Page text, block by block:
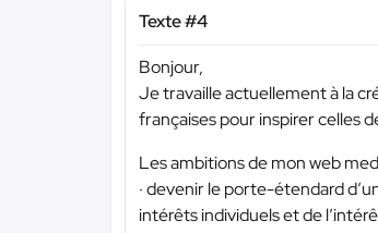
Texte #4
Bonjour,
Je travaille actuellement à la
françaises pour inspirer celles
Les ambitions de mon web
· devenir le porte-étendard
intérêts individuels et de